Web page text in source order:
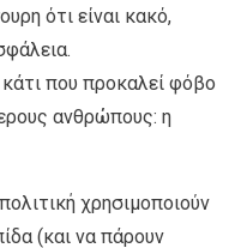
ότι είναι κακό,
που προκαλεί φόβο
ανθρώπους: η
χρησιμοποιούν
(και να πάρουν